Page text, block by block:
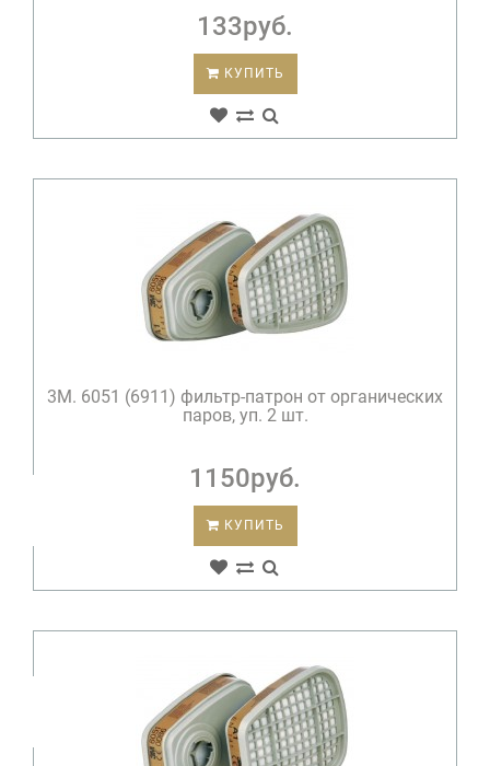
133руб.
КУПИТЬ
3М. 6051 (6911) фильтр-патрон от органических
паров, уп. 2 шт.
1150руб.
КУПИТЬ